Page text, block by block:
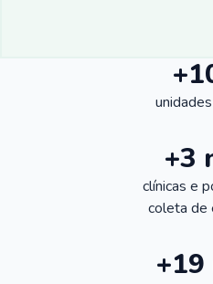
+3
clínicas e
coleta de